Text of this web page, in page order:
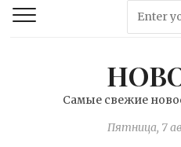
Самые свежие
Пятница, 7